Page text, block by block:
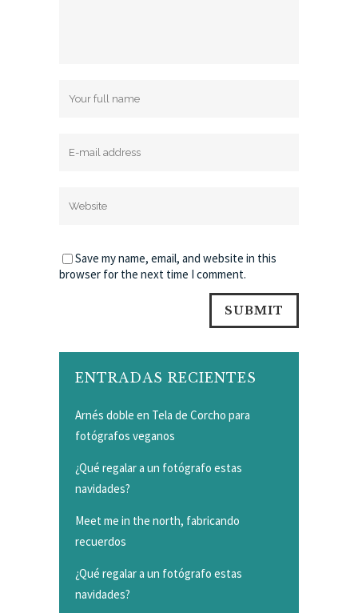
Save my name, email, and website in this
browser for the next time I comment.
ENTRADAS RECIENTES
Arnés doble en Tela de Corcho para
fotógrafos veganos
¿Qué regalar a un fotógrafo estas
navidades?
Meet me in the north, fabricando
recuerdos
¿Qué regalar a un fotógrafo estas
navidades?